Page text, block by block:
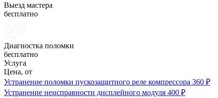
Выезд мастера
бесплатно
Диагностка поломки
бесплатно
Услуга
Цена, от
Устранение поломки пускозащитного реле компрессора 360 ₽
Устранение неисправности дисплейного модуля 400 ₽